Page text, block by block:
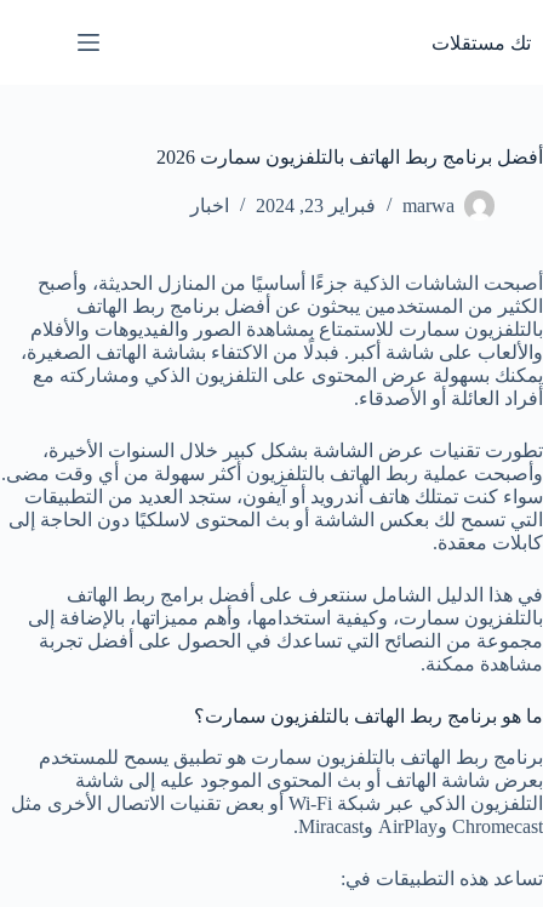
إلى
المحتوى
تك مستقلات
أفضل برنامج ربط الهاتف بالتلفزيون سمارت 2026
marwa فبراير 23, 2024 اخبار
أصبحت الشاشات الذكية جزءًا أساسيًا من المنازل الحديثة، وأصبح
الكثير من المستخدمين يبحثون عن أفضل برنامج ربط الهاتف
بالتلفزيون سمارت للاستمتاع بمشاهدة الصور والفيديوهات والأفلام
والألعاب على شاشة أكبر. فبدلًا من الاكتفاء بشاشة الهاتف الصغيرة،
يمكنك بسهولة عرض المحتوى على التلفزيون الذكي ومشاركته مع
أفراد العائلة أو الأصدقاء.
تطورت تقنيات عرض الشاشة بشكل كبير خلال السنوات الأخيرة،
وأصبحت عملية ربط الهاتف بالتلفزيون أكثر سهولة من أي وقت مضى.
سواء كنت تمتلك هاتف أندرويد أو آيفون، ستجد العديد من التطبيقات
التي تسمح لك بعكس الشاشة أو بث المحتوى لاسلكيًا دون الحاجة إلى
كابلات معقدة.
في هذا الدليل الشامل سنتعرف على أفضل برامج ربط الهاتف
بالتلفزيون سمارت، وكيفية استخدامها، وأهم مميزاتها، بالإضافة إلى
مجموعة من النصائح التي تساعدك في الحصول على أفضل تجربة
مشاهدة ممكنة.
ما هو برنامج ربط الهاتف بالتلفزيون سمارت؟
برنامج ربط الهاتف بالتلفزيون سمارت هو تطبيق يسمح للمستخدم
بعرض شاشة الهاتف أو بث المحتوى الموجود عليه إلى شاشة
التلفزيون الذكي عبر شبكة Wi-Fi أو بعض تقنيات الاتصال الأخرى مثل
Chromecast وAirPlay وMiracast.
تساعد هذه التطبيقات في: